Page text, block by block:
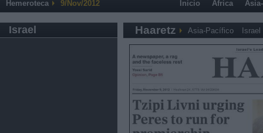
Hemeroteca 9/Nov/2012 Inicio África
Israel Haaretz Asia-Pacífico Israel